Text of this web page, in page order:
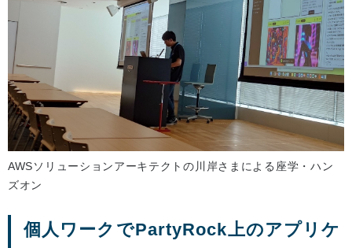
AWSソリューションアーキテクトの川岸さまによる座学・ハン
ズオン
個人ワークでPartyRock上のアプリケ